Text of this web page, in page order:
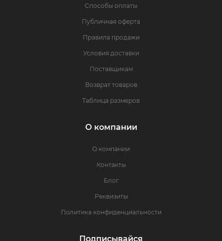
Способы оплаты
Публичная оферта
Правила продажи
Условия доставки
Поставщикам
Возврат товаров
Таблица размеров
О компании
О компании
Контакты
Блог
Реквизиты
Политика конфиденциальности
Подписывайся